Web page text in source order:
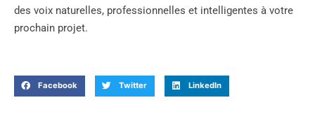
des voix naturelles, professionnelles et intelligentes à votre
prochain projet.
Facebook Twitter LinkedIn